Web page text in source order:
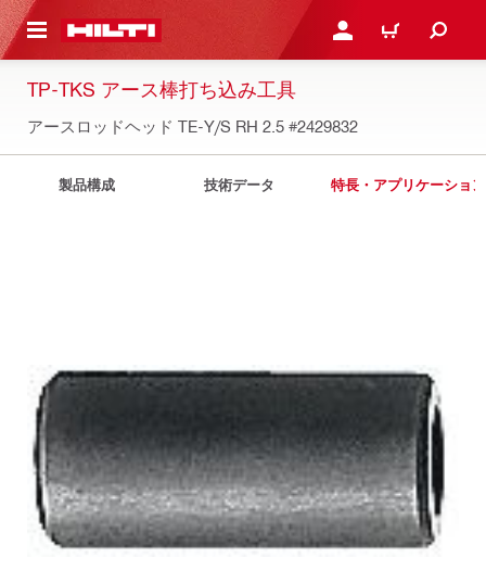
内容を表示 ログイン・新規オンライ
カート
TP-TKS アース棒打ち込み工具
アースロッドヘッド TE-Y/S RH 2.5 #2429832
製品構成 技術データ 特長・アプリケーション